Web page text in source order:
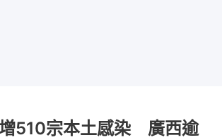
510宗本土感染 廣西逾